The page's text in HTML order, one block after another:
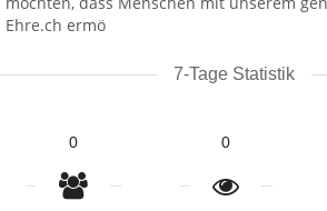
Ehre.ch ermö
7-Tage Statistik
0 0